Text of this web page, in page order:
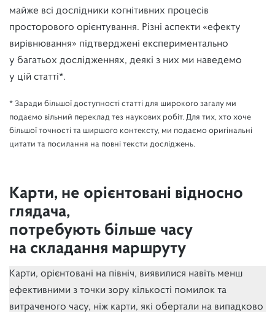
майже всі дослідники когнітивних процесів
просторового орієнтування. Різні аспекти «ефекту
вирівнювання» підтверджені експериментально
у багатьох дослідженнях, деякі з них ми наведемо
у цій статті*.
* Заради більшої доступності статті для широкого загалу ми
подаємо вільний переклад тез наукових робіт. Для тих, хто хоче
більшої точності та ширшого контексту, ми подаємо оригінальні
цитати та посилання на повні тексти досліджень.
Карти, не орієнтовані відносно
глядача,
потребують більше часу
на складання маршруту
Карти, орієнтовані на північ, виявилися навіть менш
ефективними з точки зору кількості помилок та
витраченого часу, ніж карти, які обертали на випадково